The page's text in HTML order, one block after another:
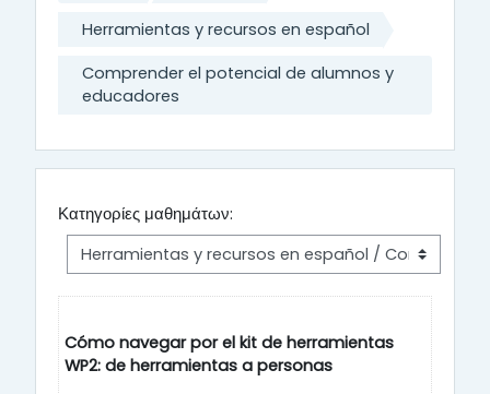
Herramientas y recursos en español
Comprender el potencial de alumnos y
educadores
Κατηγορίες μαθημάτων:
Cómo navegar por el kit de herramientas
WP2: de herramientas a personas